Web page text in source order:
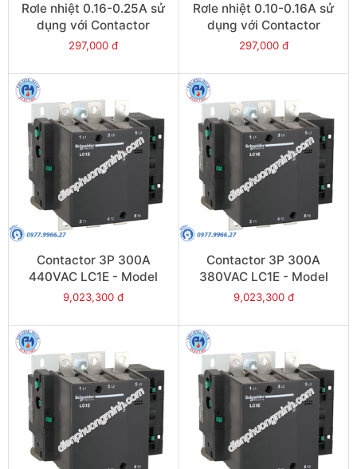
Rơle nhiệt 0.16-0.25A sử
dụng với Contactor
LC1E06-E38 - Model
297,000 đ
Rơle nhiệt 0.10-0.16A sử
dụng với Contactor
LC1E06-E38 - Model
297,000 đ
Contactor 3P 300A
440VAC LC1E - Model
LC1E300R6
9,023,300 đ
Contactor 3P 300A
380VAC LC1E - Model
LC1E300Q6
9,023,300 đ